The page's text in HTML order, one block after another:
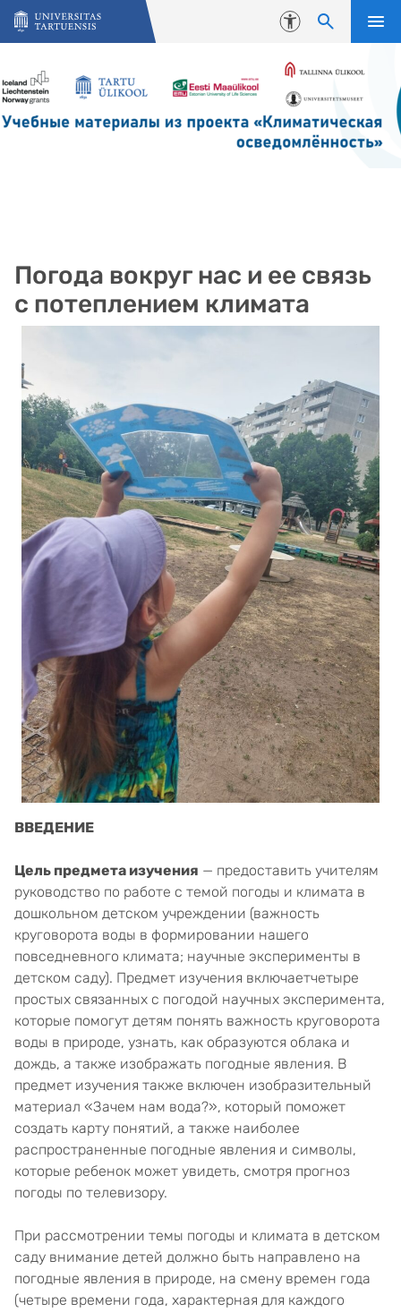
Skip to content
Accessibility
Погода вокруг нас и ее связь
с потеплением климата
ВВЕДЕНИЕ
Цель предмета изучения — предоставить учителям
руководство по работе с темой погоды и климата в
дошкольном детском учреждении (важность
круговорота воды в формировании нашего
повседневного климата; научные эксперименты в
детском саду). Предмет изучения включаетчетыре
простых связанных с погодой научных эксперимента,
которые помогут детям понять важность круговорота
воды в природе, узнать, как образуются облака и
дождь, а также изображать погодные явления. В
предмет изучения также включен изобразительный
материал «Зачем нам вода?», который поможет
создать карту понятий, а также наиболее
распространенные погодные явления и символы,
которые ребенок может увидеть, смотря прогноз
погоды по телевизору.
При рассмотрении темы погоды и климата в детском
саду внимание детей должно быть направлено на
погодные явления в природе, на смену времен года
(четыре времени года, характерная для каждого